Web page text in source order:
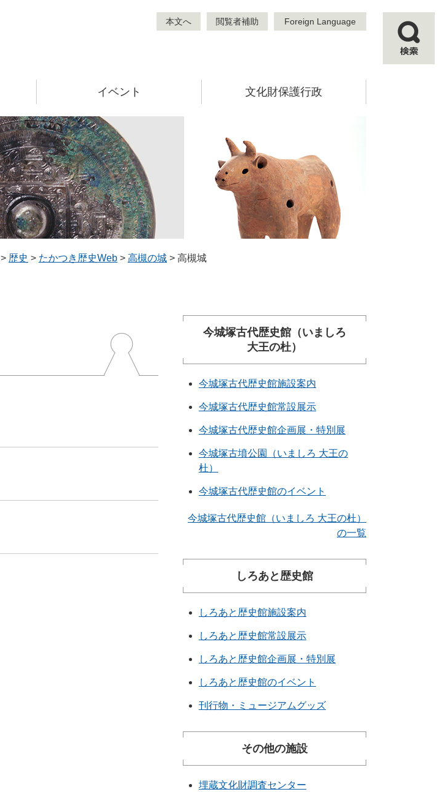
本文へ 閲覧者補助 Foreign Language
イベント 文化財保護行政
> 歴史 > たかつき歴史Web > 高槻の城 > 高槻城
今城塚古代歴史館（いましろ
大王の杜）
今城塚古代歴史館施設案内
今城塚古代歴史館常設展示
今城塚古代歴史館企画展・特別展
今城塚古墳公園（いましろ 大王の
杜）
今城塚古代歴史館のイベント
今城塚古代歴史館（いましろ 大王の杜）
の一覧
しろあと歴史館
しろあと歴史館施設案内
しろあと歴史館常設展示
しろあと歴史館企画展・特別展
しろあと歴史館のイベント
刊行物・ミュージアムグッズ
その他の施設
埋蔵文化財調査センター